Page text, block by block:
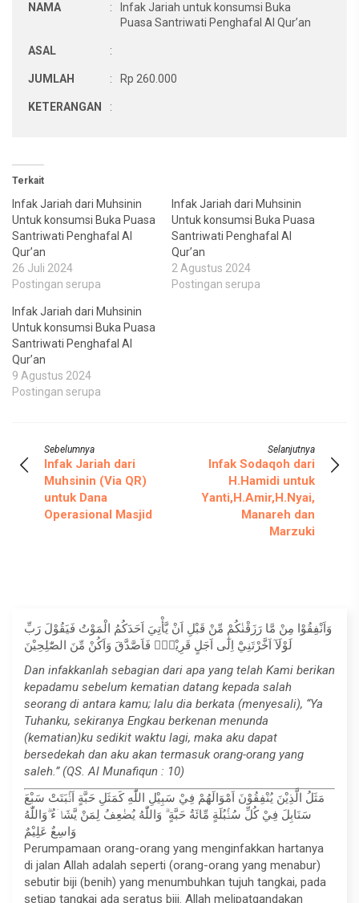
NAMA :
Infak Jariah untuk konsumsi Buka
Puasa Santriwati Penghafal Al Qur’an
ASAL :
JUMLAH : Rp 260.000
KETERANGAN :
Terkait
Infak Jariah dari Muhsinin
Untuk konsumsi Buka Puasa
Santriwati Penghafal Al
Qur’an
26 Juli 2024
Postingan serupa
Infak Jariah dari Muhsinin
Untuk konsumsi Buka Puasa
Santriwati Penghafal Al
Qur’an
2 Agustus 2024
Postingan serupa
Infak Jariah dari Muhsinin
Untuk konsumsi Buka Puasa
Santriwati Penghafal Al
Qur’an
9 Agustus 2024
Postingan serupa
Sebelumnya
Infak Jariah dari
Muhsinin (Via QR)
untuk Dana
Operasional Masjid
Selanjutnya
Infak Sodaqoh dari
H.Hamidi untuk
Yanti,H.Amir,H.Nyai,
Manareh dan
Marzuki
وَاَنْفِقُوْا مِنْ مَّا رَزَقْنٰكُمْ مِّنْ قَبْلِ اَنْ يَّأْتِيَ اَحَدَكُمُ الْمَوْتُ فَيَقُوْلَ رَبِّ
لَوْلَآ اَخَّرْتَنِيْٓ اِلٰٓى اَجَلٍ قَرِيْبٍۚ فَاَصَّدَّقَ وَاَكُنْ مِّنَ الصّٰلِحِيْنَ
Dan infakkanlah sebagian dari apa yang telah Kami berikan
kepadamu sebelum kematian datang kepada salah
seorang di antara kamu; lalu dia berkata (menyesali), “Ya
Tuhanku, sekiranya Engkau berkenan menunda
(kematian)ku sedikit waktu lagi, maka aku dapat
bersedekah dan aku akan termasuk orang-orang yang
saleh.” (QS. Al Munafiqun : 10)
مَثَلُ الَّذِيْنَ يُنْفِقُوْنَ اَمْوَالَهُمْ فِيْ سَبِيْلِ اللّٰهِ كَمَثَلِ حَبَّةٍ اَنْۢبَتَتْ سَبْعَ
سَنَابِلَ فِيْ كُلِّ سُنْۢبُلَةٍ مِّائَةُ حَبَّةٍ ۗ وَاللّٰهُ يُضٰعِفُ لِمَنْ يَّشَاۤءُ ۗوَاللّٰهُ
وَاسِعٌ عَلِيْمٌ
Perumpamaan orang-orang yang menginfakkan hartanya
di jalan Allah adalah seperti (orang-orang yang menabur)
sebutir biji (benih) yang menumbuhkan tujuh tangkai, pada
setiap tangkai ada seratus biji. Allah melipatgandakan